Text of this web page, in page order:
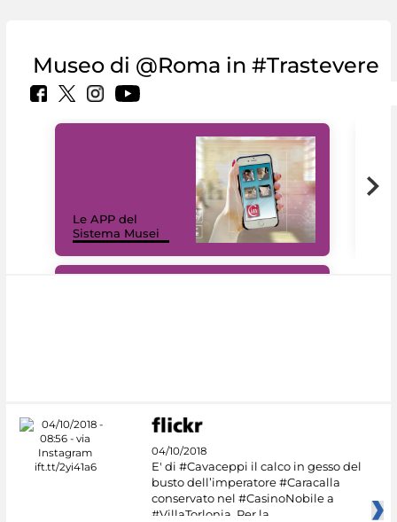
Museo di @Roma in #Trastevere
Le APP del
Sistema Musei
04/10/2018
E' di #Cavaceppi il calco in gesso del
busto dell’imperatore #Caracalla
conservato nel #CasinoNobile a
#VillaTorlonia. Per la